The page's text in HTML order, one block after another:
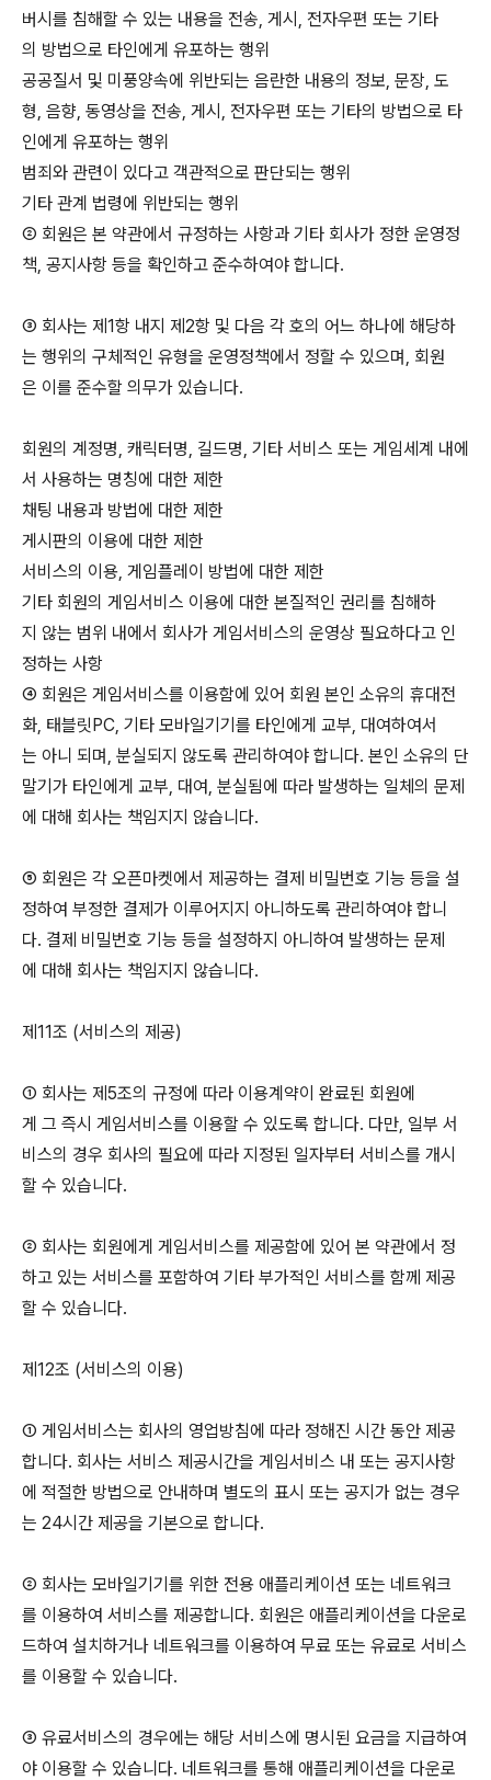
버시를 침해할 수 있는 내용을 전송, 게시, 전자우편 또는 기타
의 방법으로 타인에게 유포하는 행위
공공질서 및 미풍양속에 위반되는 음란한 내용의 정보, 문장, 도
형, 음향, 동영상을 전송, 게시, 전자우편 또는 기타의 방법으로 타
인에게 유포하는 행위
범죄와 관련이 있다고 객관적으로 판단되는 행위
기타 관계 법령에 위반되는 행위
② 회원은 본 약관에서 규정하는 사항과 기타 회사가 정한 운영정
책, 공지사항 등을 확인하고 준수하여야 합니다.
③ 회사는 제1항 내지 제2항 및 다음 각 호의 어느 하나에 해당하
는 행위의 구체적인 유형을 운영정책에서 정할 수 있으며, 회원
은 이를 준수할 의무가 있습니다.
회원의 계정명, 캐릭터명, 길드명, 기타 서비스 또는 게임세계 내에
서 사용하는 명칭에 대한 제한
채팅 내용과 방법에 대한 제한
게시판의 이용에 대한 제한
서비스의 이용, 게임플레이 방법에 대한 제한
기타 회원의 게임서비스 이용에 대한 본질적인 권리를 침해하
지 않는 범위 내에서 회사가 게임서비스의 운영상 필요하다고 인
정하는 사항
④ 회원은 게임서비스를 이용함에 있어 회원 본인 소유의 휴대전
화, 태블릿PC, 기타 모바일기기를 타인에게 교부, 대여하여서
는 아니 되며, 분실되지 않도록 관리하여야 합니다. 본인 소유의 단
말기가 타인에게 교부, 대여, 분실됨에 따라 발생하는 일체의 문제
에 대해 회사는 책임지지 않습니다.
⑤ 회원은 각 오픈마켓에서 제공하는 결제 비밀번호 기능 등을 설
정하여 부정한 결제가 이루어지지 아니하도록 관리하여야 합니
다. 결제 비밀번호 기능 등을 설정하지 아니하여 발생하는 문제
에 대해 회사는 책임지지 않습니다.
제11조 (서비스의 제공)
① 회사는 제5조의 규정에 따라 이용계약이 완료된 회원에
게 그 즉시 게임서비스를 이용할 수 있도록 합니다. 다만, 일부 서
비스의 경우 회사의 필요에 따라 지정된 일자부터 서비스를 개시
할 수 있습니다.
② 회사는 회원에게 게임서비스를 제공함에 있어 본 약관에서 정
하고 있는 서비스를 포함하여 기타 부가적인 서비스를 함께 제공
할 수 있습니다.
제12조 (서비스의 이용)
① 게임서비스는 회사의 영업방침에 따라 정해진 시간 동안 제공
합니다. 회사는 서비스 제공시간을 게임서비스 내 또는 공지사항
에 적절한 방법으로 안내하며 별도의 표시 또는 공지가 없는 경우
는 24시간 제공을 기본으로 합니다.
② 회사는 모바일기기를 위한 전용 애플리케이션 또는 네트워크
를 이용하여 서비스를 제공합니다. 회원은 애플리케이션을 다운로
드하여 설치하거나 네트워크를 이용하여 무료 또는 유료로 서비스
를 이용할 수 있습니다.
③ 유료서비스의 경우에는 해당 서비스에 명시된 요금을 지급하여
야 이용할 수 있습니다. 네트워크를 통해 애플리케이션을 다운로